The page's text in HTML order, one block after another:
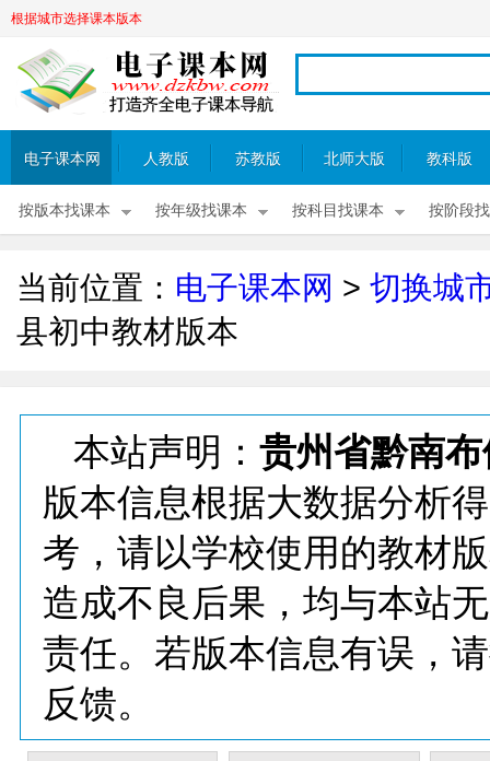
根据城市选择课本版本
电子课本网 人教版 苏教版 北师大版 教科版
按版本找课本 按年级找课本 按科目找课本 按阶段
当前位置： 电子课本网 > 切换城
县初中教材版本
本站声明： 贵州省黔南
版本信息根据大数据分析
考，请以学校使用的教材
造成不良后果，均与本站
责任。若版本信息有误，
反馈。